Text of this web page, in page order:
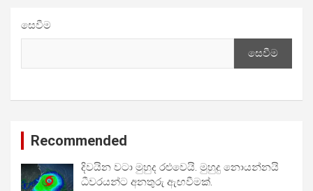
සෙවීම
සෙවීම
Recommended
දිවයින වටා මුහුද රළුවෙයි. මුහුදු නොයන්නයි
ධීවරයන්ට අනතුරු ඇඟවීමක්.